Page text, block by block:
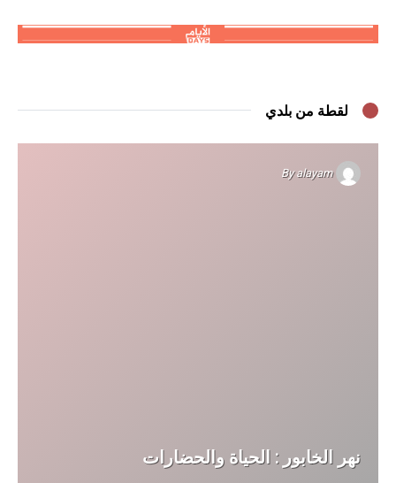
لقطة من بلدي
Byalayam
نهر الخابور : الحياة والحضارات